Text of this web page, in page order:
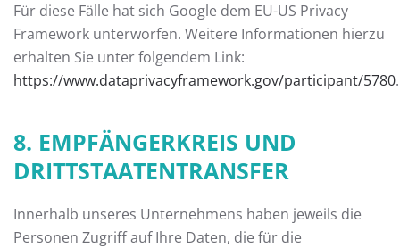
Für diese Fälle hat sich Google dem EU-US Privacy
Framework unterworfen. Weitere Informationen hierzu
erhalten Sie unter folgendem Link:
https://www.dataprivacyframework.gov/participant/5780.
8. EMPFÄNGERKREIS UND
DRITTSTAATENTRANSFER
Innerhalb unseres Unternehmens haben jeweils die
Personen Zugriff auf Ihre Daten, die für die